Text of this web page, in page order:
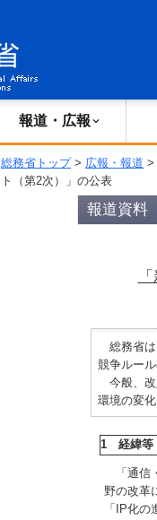
報道・広報
総務省トップ> 広報・報道 >
ト（第2次）」の公表
報道資料
総務省は
競争ルー
今般、改
環境の変
1 経緯等
「通信
野の改革
「IP化